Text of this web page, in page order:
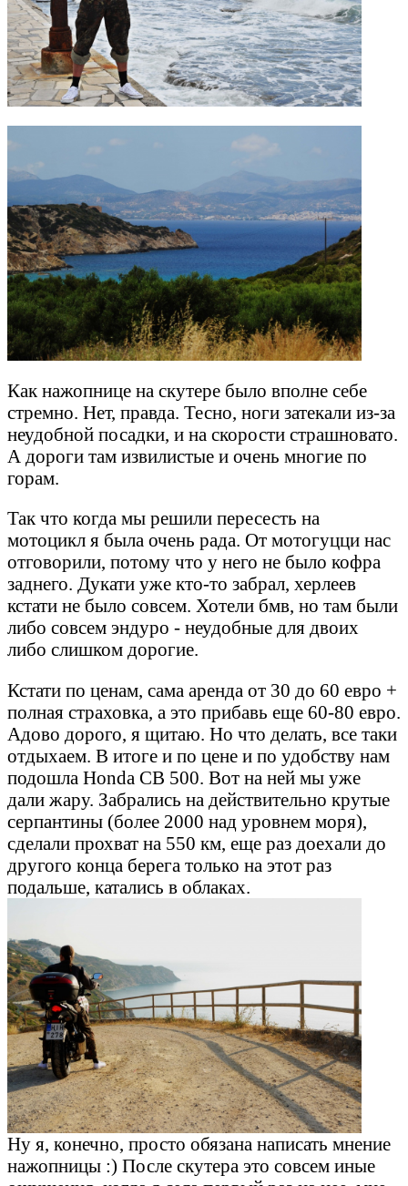
Как нажопнице на скутере было вполне себе
стремно. Нет, правда. Тесно, ноги затекали из-за
неудобной посадки, и на скорости страшновато.
А дороги там извилистые и очень многие по
горам.
Так что когда мы решили пересесть на
мотоцикл я была очень рада. От мотогуцци нас
отговорили, потому что у него не было кофра
заднего. Дукати уже кто-то забрал, херлеев
кстати не было совсем. Хотели бмв, но там были
либо совсем эндуро - неудобные для двоих
либо слишком дорогие.
Кстати по ценам, сама аренда от 30 до 60 евро +
полная страховка, а это прибавь еще 60-80 евро.
Адово дорого, я щитаю. Но что делать, все таки
отдыхаем. В итоге и по цене и по удобству нам
подошла Honda CB 500. Вот на ней мы уже
дали жару. Забрались на действительно крутые
серпантины (более 2000 над уровнем моря),
сделали прохват на 550 км, еще раз доехали до
другого конца берега только на этот раз
подальше, катались в облаках.
Ну я, конечно, просто обязана написать мнение
нажопницы :) После скутера это совсем иные